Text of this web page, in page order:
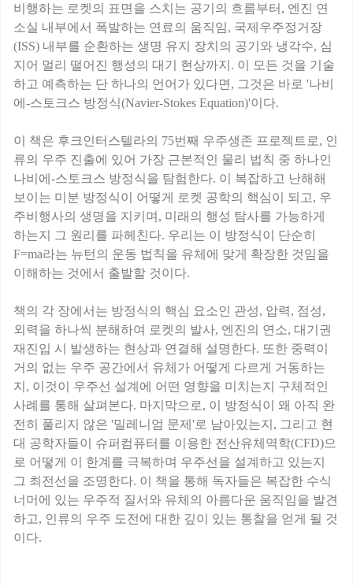
비행하는 로켓의 표면을 스치는 공기의 흐름부터, 엔진 연
소실 내부에서 폭발하는 연료의 움직임, 국제우주정거장
(ISS) 내부를 순환하는 생명 유지 장치의 공기와 냉각수, 심
지어 멀리 떨어진 행성의 대기 현상까지. 이 모든 것을 기술
하고 예측하는 단 하나의 언어가 있다면, 그것은 바로 '나비
에-스토크스 방정식(Navier-Stokes Equation)'이다.
이 책은 후크인터스텔라의 75번째 우주생존 프로젝트로, 인
류의 우주 진출에 있어 가장 근본적인 물리 법칙 중 하나인
나비에-스토크스 방정식을 탐험한다. 이 복잡하고 난해해
보이는 미분 방정식이 어떻게 로켓 공학의 핵심이 되고, 우
주비행사의 생명을 지키며, 미래의 행성 탐사를 가능하게
하는지 그 원리를 파헤친다. 우리는 이 방정식이 단순히
F=ma라는 뉴턴의 운동 법칙을 유체에 맞게 확장한 것임을
이해하는 것에서 출발할 것이다.
책의 각 장에서는 방정식의 핵심 요소인 관성, 압력, 점성,
외력을 하나씩 분해하여 로켓의 발사, 엔진의 연소, 대기권
재진입 시 발생하는 현상과 연결해 설명한다. 또한 중력이
거의 없는 우주 공간에서 유체가 어떻게 다르게 거동하는
지, 이것이 우주선 설계에 어떤 영향을 미치는지 구체적인
사례를 통해 살펴본다. 마지막으로, 이 방정식이 왜 아직 완
전히 풀리지 않은 '밀레니엄 문제'로 남아있는지, 그리고 현
대 공학자들이 슈퍼컴퓨터를 이용한 전산유체역학(CFD)으
로 어떻게 이 한계를 극복하며 우주선을 설계하고 있는지
그 최전선을 조명한다. 이 책을 통해 독자들은 복잡한 수식
너머에 있는 우주적 질서와 유체의 아름다운 움직임을 발견
하고, 인류의 우주 도전에 대한 깊이 있는 통찰을 얻게 될 것